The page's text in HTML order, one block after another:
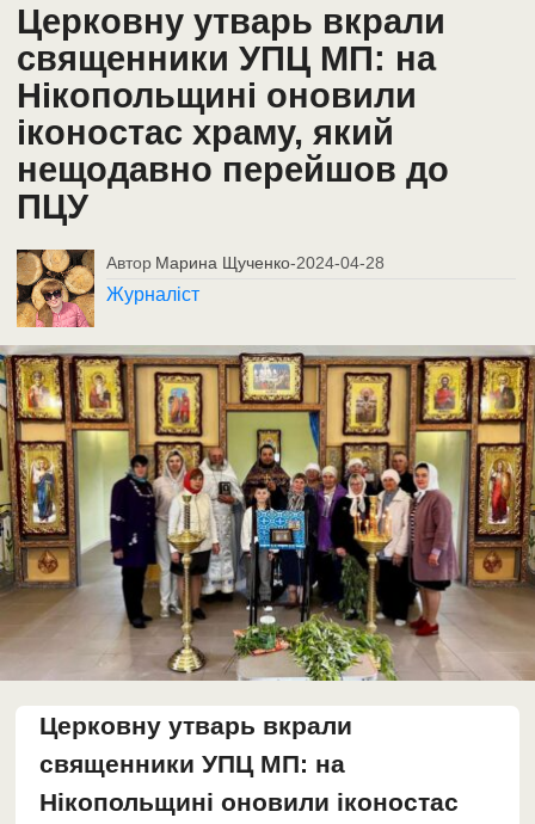
Церковну утварь вкрали
священники УПЦ МП: на
Нікопольщині оновили
іконостас храму, який
нещодавно перейшов до
ПЦУ
Автор Марина Щученко-2024-04-28
Журналіст
Церковну утварь вкрали
священники УПЦ МП: на
Нікопольщині оновили іконостас